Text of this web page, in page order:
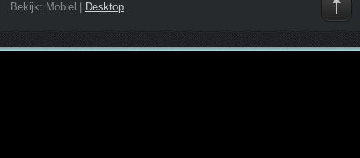
Bekijk: Mobiel Desktop